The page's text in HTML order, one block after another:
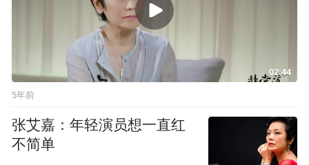
02:44
5年前
张艾嘉：年轻演员想一直红
不简单